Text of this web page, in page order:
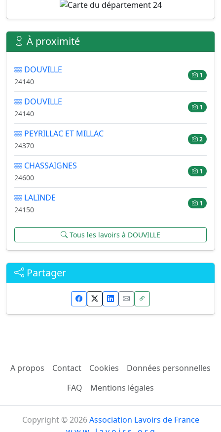
À proximité
DOUVILLE
24140
1
DOUVILLE
24140
1
PEYRILLAC ET MILLAC
24370
2
CHASSAIGNES
24600
1
LALINDE
24150
1
Tous les lavoirs à DOUVILLE
Partager
A propos Contact Cookies
Données personnelles
FAQ
Mentions légales
Copyright © 2026Association Lavoirs de France